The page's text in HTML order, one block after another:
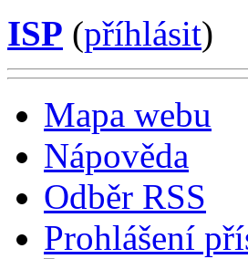
ISP (příhlásit)
Mapa webu
Nápověda
Odběr RSS
Prohlášení